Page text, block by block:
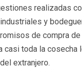
realizadas
y
de compra de
casi toda la cosecha
extranjero.